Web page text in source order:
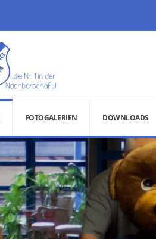
FOTOGALERIEN DOWNLOADS